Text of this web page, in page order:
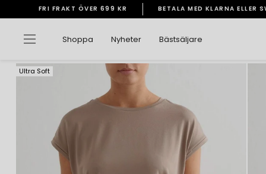
vidare
innehåll
Pausa
bildspelet
FRI FRAKT ÖVER 699 KR BETALA MED KLARNA ELLER
Sidnavigering
Shoppa Nyheter Bästsäljare
Ultra Soft